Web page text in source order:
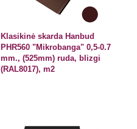
Klasikinė skarda Hanbud
PHR560 "Mikrobanga" 0,5-0.7
mm., (525mm) ruda, blizgi
(RAL8017), m2